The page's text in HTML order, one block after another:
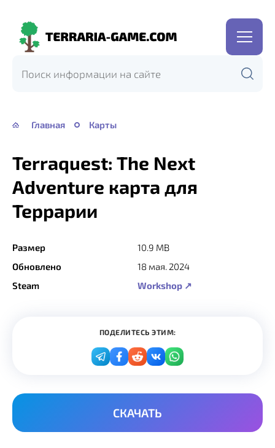
Terraria-
Главная Карты
Terraquest: The Next
Adventure карта для
Террарии
Размер
10.9 MB
Обновлено
18 мая. 2024
Steam
Workshop ↗
ПОДЕЛИТЕСЬ ЭТИМ:
СКАЧАТЬ